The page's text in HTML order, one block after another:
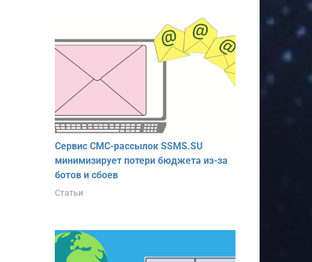
Сервис СМС-рассылок SSMS.SU
минимизирует потери бюджета из-за
ботов и сбоев
Статьи